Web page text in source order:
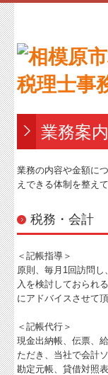
トップページ
お知らせ
事務所紹介
経営理念
交通案内
リンク集
お問合せ
補助金・助成金・融
経営者お役立ち情報
経営者オススメ情報
業務案内
業務の内容や金額に
えできる体制を整え
税務・会計
＜記帳指導＞
原則、毎月1回訪問
入を検討しておられ
にアドバイスさせて頂
＜記帳代行＞
現金出納帳、伝票、
ただき、当社で会計
勘定元帳、貸借対照